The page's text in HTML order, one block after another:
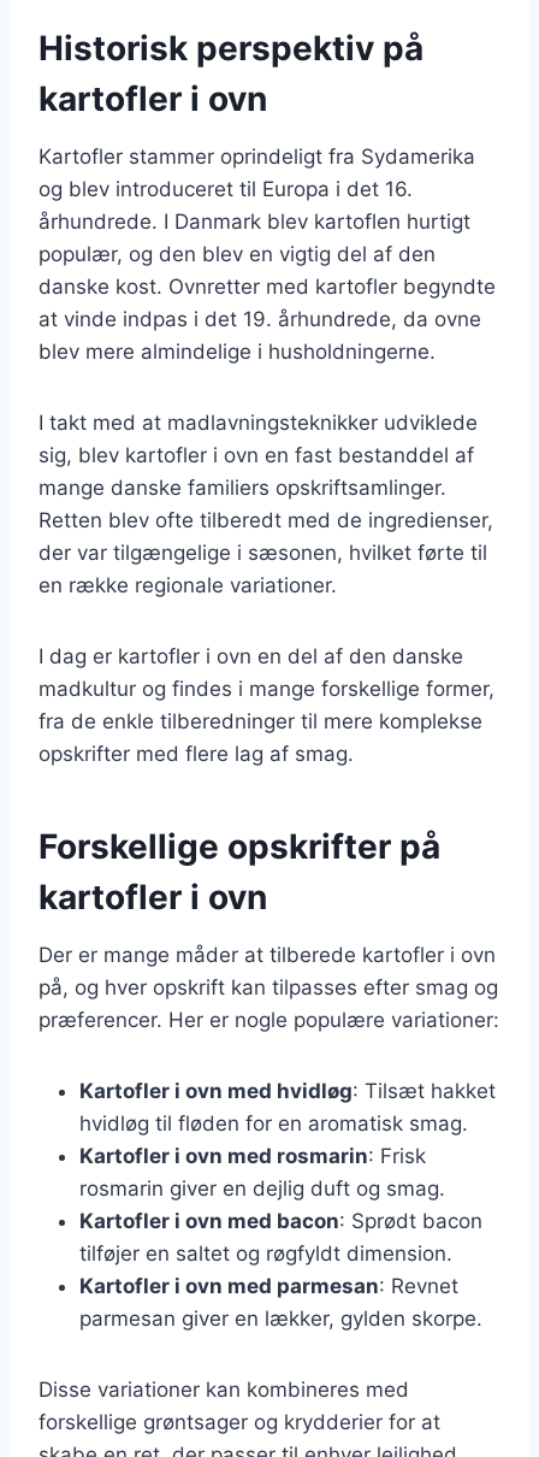
Historisk perspektiv på
kartofler i ovn
Kartofler stammer oprindeligt fra Sydamerika
og blev introduceret til Europa i det 16.
århundrede. I Danmark blev kartoflen hurtigt
populær, og den blev en vigtig del af den
danske kost. Ovnretter med kartofler begyndte
at vinde indpas i det 19. århundrede, da ovne
blev mere almindelige i husholdningerne.
I takt med at madlavningsteknikker udviklede
sig, blev kartofler i ovn en fast bestanddel af
mange danske familiers opskriftsamlinger.
Retten blev ofte tilberedt med de ingredienser,
der var tilgængelige i sæsonen, hvilket førte til
en række regionale variationer.
I dag er kartofler i ovn en del af den danske
madkultur og findes i mange forskellige former,
fra de enkle tilberedninger til mere komplekse
opskrifter med flere lag af smag.
Forskellige opskrifter på
kartofler i ovn
Der er mange måder at tilberede kartofler i ovn
på, og hver opskrift kan tilpasses efter smag og
præferencer. Her er nogle populære variationer:
Kartofler i ovn med hvidløg: Tilsæt hakket
hvidløg til fløden for en aromatisk smag.
Kartofler i ovn med rosmarin: Frisk
rosmarin giver en dejlig duft og smag.
Kartofler i ovn med bacon: Sprødt bacon
tilføjer en saltet og røgfyldt dimension.
Kartofler i ovn med parmesan: Revnet
parmesan giver en lækker, gylden skorpe.
Disse variationer kan kombineres med
forskellige grøntsager og krydderier for at